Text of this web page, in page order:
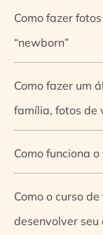
Como fazer
“newborn”
Como fazer um
família, fotos de
Como funciona
Como o curso
desenvolver